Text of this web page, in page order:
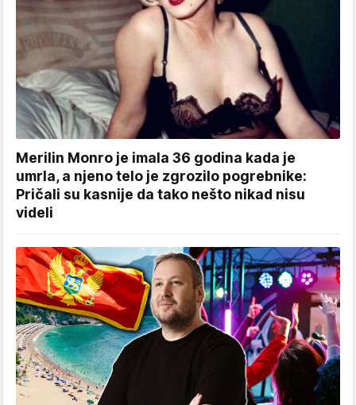
Merilin Monro je imala 36 godina kada je
umrla, a njeno telo je zgrozilo pogrebnike:
Pričali su kasnije da tako nešto nikad nisu
videli